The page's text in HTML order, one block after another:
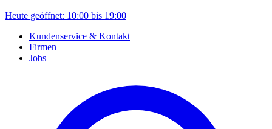
Heute geöffnet: 10:00 bis 19:00
Kundenservice & Kontakt
Firmen
Jobs